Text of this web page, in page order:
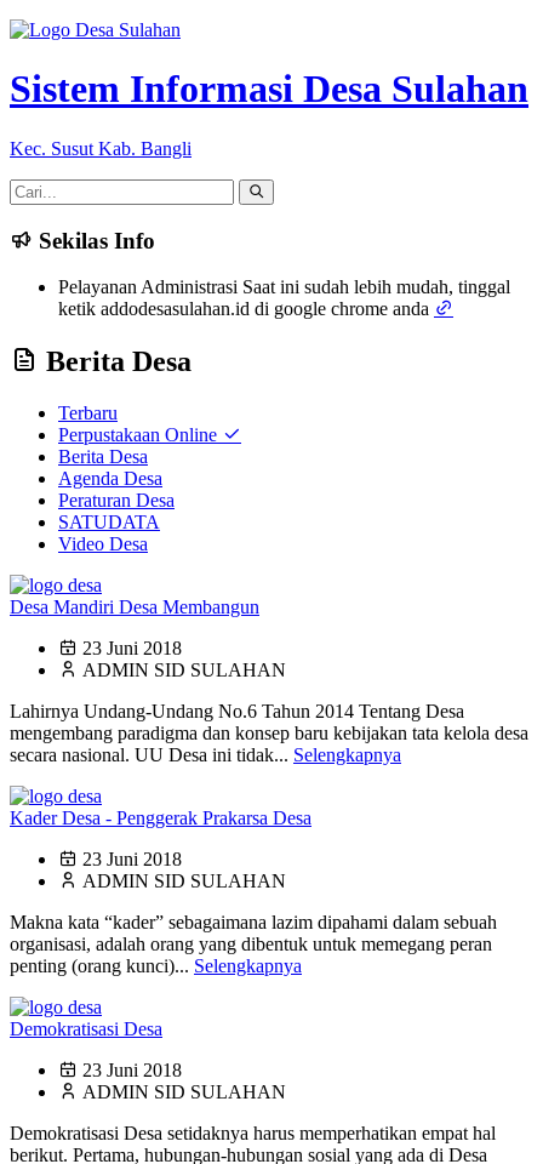
Sistem Informasi Desa Sulahan
Kec. Susut Kab. Bangli
Sekilas Info
Pelayanan Administrasi Saat ini sudah lebih mudah, tinggal
ketik addodesasulahan.id di google chrome anda
Berita Desa
Terbaru
Perpustakaan Online
Berita Desa
Agenda Desa
Peraturan Desa
SATUDATA
Video Desa
Desa Mandiri Desa Membangun
23 Juni 2018
ADMIN SID SULAHAN
Lahirnya Undang-Undang No.6 Tahun 2014 Tentang Desa
mengembang paradigma dan konsep baru kebijakan tata kelola desa
secara nasional. UU Desa ini tidak... Selengkapnya
Kader Desa - Penggerak Prakarsa Desa
23 Juni 2018
ADMIN SID SULAHAN
Makna kata “kader” sebagaimana lazim dipahami dalam sebuah
organisasi, adalah orang yang dibentuk untuk memegang peran
penting (orang kunci)... Selengkapnya
Demokratisasi Desa
23 Juni 2018
ADMIN SID SULAHAN
Demokratisasi Desa setidaknya harus memperhatikan empat hal
berikut. Pertama, hubungan-hubungan sosial yang ada di Desa